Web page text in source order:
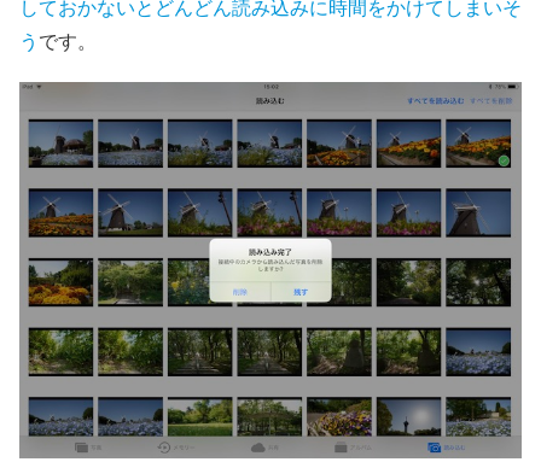
しておかないとどんどん読み込みに時間をかけてしまいそ
う です。